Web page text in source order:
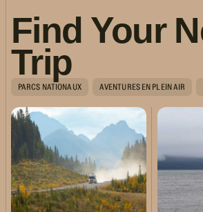
Find Your
Trip
PARCS NATIONAUX AVENTURES EN PLEIN AIR